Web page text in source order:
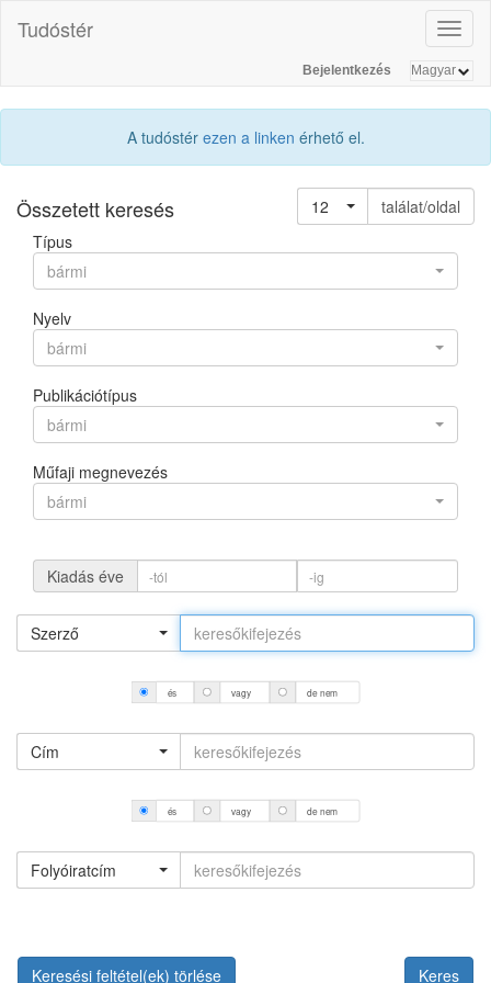
Tudóstér
Bejelentkezés
A tudóstér ezen a linken érhető el.
Összetett keresés 12
találat/oldal
Típus
bármi
Nyelv
bármi
Publikációtípus
bármi
Műfaji megnevezés
bármi
Kiadás éve
Szerző
és vagy de nem
Cím
és vagy de nem
Folyóiratcím
Keresési feltétel(ek) törlése